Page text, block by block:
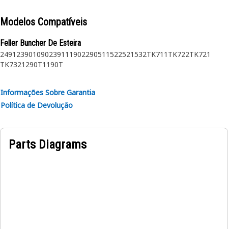
Modelos Compatíveis
Feller Buncher De Esteira
2491 239010902391 11902290511522521532TK711 TK722TK721
TK7321290T1190T
Informações Sobre Garantia
Política de Devolução
Parts Diagrams